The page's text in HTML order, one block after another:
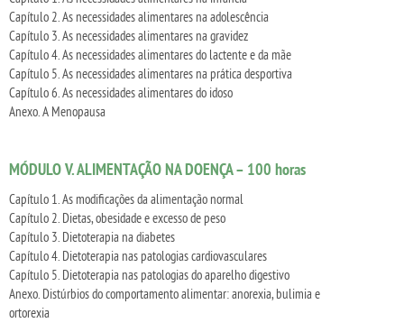
Capítulo 2. As necessidades alimentares na adolescência
Capítulo 3. As necessidades alimentares na gravidez
Capítulo 4. As necessidades alimentares do lactente e da mãe
Capítulo 5. As necessidades alimentares na prática desportiva
Capítulo 6. As necessidades alimentares do idoso
Anexo. A Menopausa
MÓDULO V. ALIMENTAÇÃO NA DOENÇA – 100 horas
Capítulo 1. As modificações da alimentação normal
Capítulo 2. Dietas, obesidade e excesso de peso
Capítulo 3. Dietoterapia na diabetes
Capítulo 4. Dietoterapia nas patologias cardiovasculares
Capítulo 5. Dietoterapia nas patologias do aparelho digestivo
Anexo. Distúrbios do comportamento alimentar: anorexia, bulimia e
ortorexia